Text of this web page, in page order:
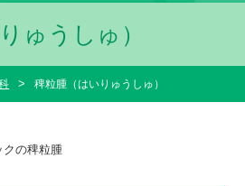
ゅうしゅ）
稗粒腫（はいりゅうしゅ）